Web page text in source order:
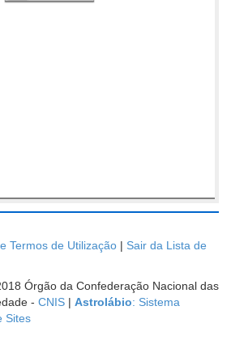
Termos de Utilização | Sair da Lista de
Órgão da Confederação Nacional das
- CNIS | Astrolábio: Sistema
Sites